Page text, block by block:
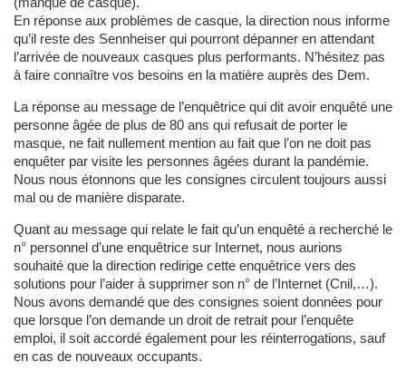
En réponse aux problèmes de casque, la direction nous informe
qu’il reste des Sennheiser qui pourront dépanner en attendant
l’arrivée de nouveaux casques plus performants. N’hésitez pas
à faire connaître vos besoins en la matière auprès des Dem.
La réponse au message de l’enquêtrice qui dit avoir enquêté une
personne âgée de plus de 80 ans qui refusait de porter le
masque, ne fait nullement mention au fait que l’on ne doit pas
enquêter par visite les personnes âgées durant la pandémie.
Nous nous étonnons que les consignes circulent toujours aussi
mal ou de manière disparate.
Quant au message qui relate le fait qu’un enquêté a recherché le
n° personnel d’une enquêtrice sur Internet, nous aurions
souhaité que la direction redirige cette enquêtrice vers des
solutions pour l’aider à supprimer son n° de l’Internet (Cnil,…).
Nous avons demandé que des consignes soient données pour
que lorsque l’on demande un droit de retrait pour l’enquête
emploi, il soit accordé également pour les réinterrogations, sauf
en cas de nouveaux occupants.